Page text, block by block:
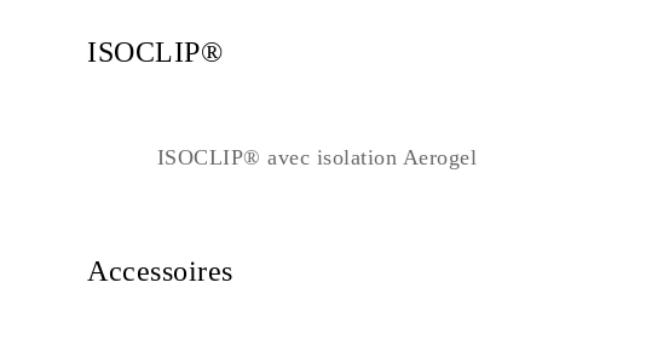
ISOCLIP®
ISOCLIP® avec isolation Aerogel
Accessoires